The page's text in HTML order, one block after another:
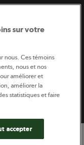
coopération agricole
sur votre
nous. Ces témoins
nous et nos
améliorer et
améliorer la
statistiques et faire
accepter